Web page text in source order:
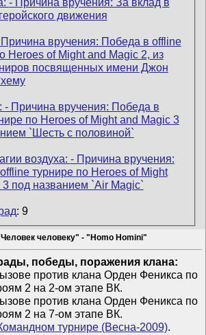
: 9
человеку" - "Homo Homini"
победы, поражения клана:
против клана Орден Феникса по
2 на 2-ом этапе ВК.
против клана Орден Феникса по
2 на 7-ом этапе ВК.
турнире (Весна-2009).